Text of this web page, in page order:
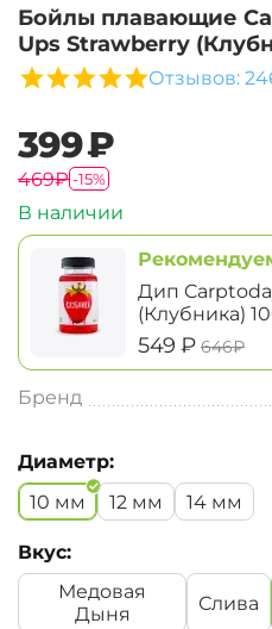
Бойлы плавающие
Ups Strawberry
Отзывов:
‍399‍₽
‍469‍₽-15%
В наличии
Дип
(Клубника)
‍549‍ ₽ ‍646‍₽
Бренд
Диаметр:
10 мм
12 мм 14 мм
Вкус:
Медовая
Дыня
Слива